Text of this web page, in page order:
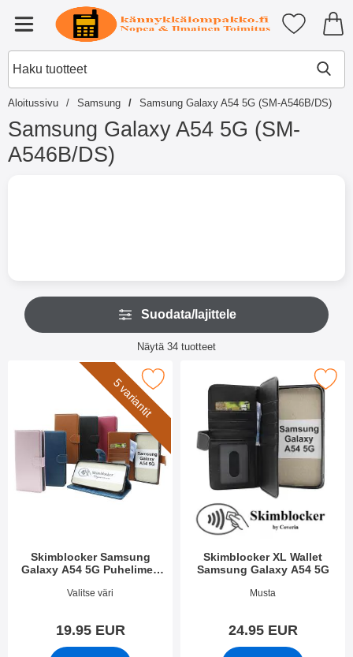
Valikko Ostoskori laajennettu TibroSuosikkini
Aloitussivu Samsung Samsung Galaxy A54 5G (SM-A546B/DS)
Samsung Galaxy A54 5G (SM-
A546B/DS)
a
m
Suodata/lajittele
Suodata/lajitteleNäytä 34 tuotteet
tuotelista
5 variantit
Skimblocker Samsung
Galaxy A54 5G Puhelimen
Tuote.nro 51127
Valitse väri
19.95 EUR
Samsung Galaxy A54 5G Puhelimen Kuoret
Skimblocker XL Wallet
Samsung Galaxy A54 5G
Tuote.nro 48131
Musta
24.95 EUR
Merkitse skimblocker XL Wallet